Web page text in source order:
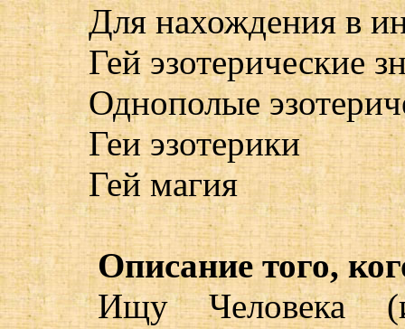
Для нахождения в
Гей эзотерические
Однополые
Геи эзотерики
Гей магия
Описание того,
Ищу Человека